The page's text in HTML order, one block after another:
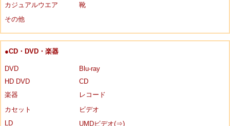
カジュアルウエア
靴
その他
●CD・DVD・楽器
DVD
Blu-ray
HD DVD
CD
楽器
レコード
カセット
ビデオ
LD
UMDビデオ(⇒)